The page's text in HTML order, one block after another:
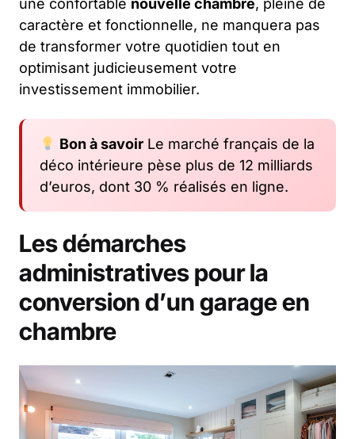
une confortable nouvelle chambre, pleine de
caractère et fonctionnelle, ne manquera pas
de transformer votre quotidien tout en
optimisant judicieusement votre
investissement immobilier.
Bon à savoirLe marché français de la
déco intérieure pèse plus de 12 milliards
d’euros, dont 30 % réalisés en ligne.
Les démarches
administratives pour la
conversion d’un garage en
chambre